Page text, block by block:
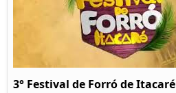
3° Festival de Forró de Itacaré